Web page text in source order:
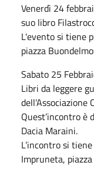
Venerdì 24
suo libro
L'evento si tiene
piazza
Sabato 25
Libri da leggere
dell’Associazione
Quest’incontro è
Dacia Maraini.
L’incontro si
Impruneta,